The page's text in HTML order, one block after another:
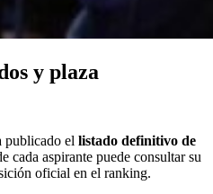
y plaza
publicado el listado definitivo de
cada aspirante puede consultar su
oficial en el ranking.